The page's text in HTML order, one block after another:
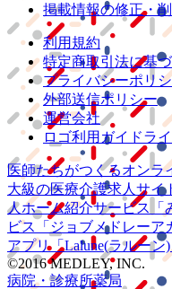
掲載情報の修正・
利用規約
特定商取引法に基
プライバシーポリ
外部送信ポリシー
運営会社
ロゴ利用ガイドラ
医師たちがつくるオンラ
大級の医療介護求人サイ
人ホーム紹介サービス
ビス
「ジョブメドレーア
アプリ「Lalune(ラルーン)
©2016 MEDLEY, INC.
病院・診療所薬局